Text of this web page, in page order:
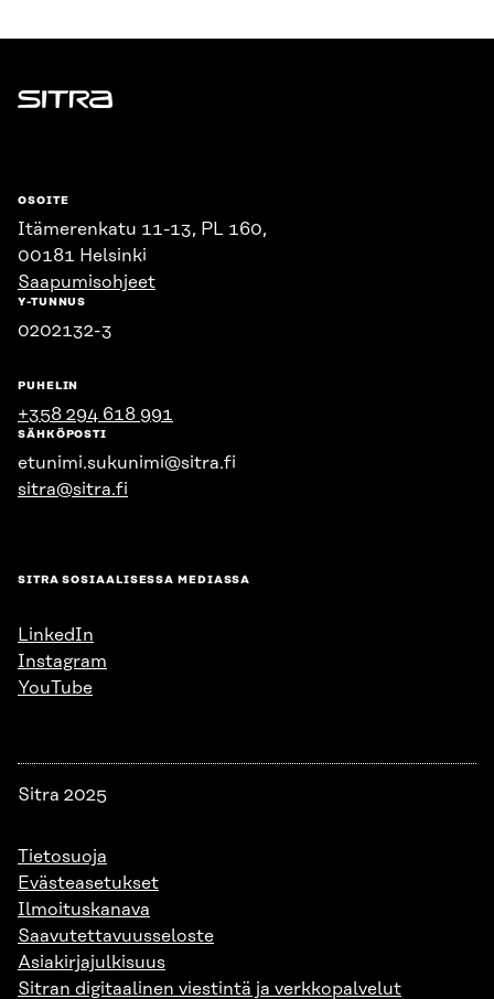
Sitra
OSOITE
Itämerenkatu 11-13, PL 160,
00181 Helsinki
Saapumisohjeet
Y-TUNNUS
0202132-3
PUHELIN
+358 294 618 991
SÄHKÖPOSTI
etunimi.sukunimi@sitra.fi
sitra@sitra.fi
SITRA SOSIAALISESSA MEDIASSA
LinkedIn
Instagram
YouTube
Sitra 2025
Tietosuoja
Evästeasetukset
Ilmoituskanava
Saavutettavuusseloste
Asiakirjajulkisuus
Sitran digitaalinen viestintä ja verkkopalvelut